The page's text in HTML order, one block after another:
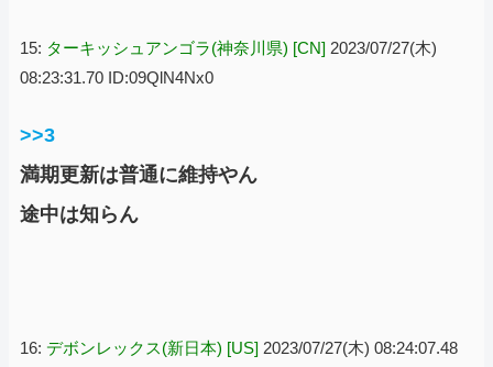
15: ターキッシュアンゴラ(神奈川県) [CN] 2023/07/27(木)
08:23:31.70 ID:09QlN4Nx0
>>3
満期更新は普通に維持やん
途中は知らん
16: デボンレックス(新日本) [US] 2023/07/27(木) 08:24:07.48